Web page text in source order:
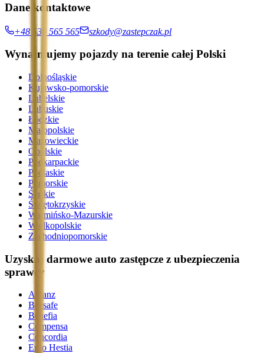
Dane kontaktowe
+48 536 565 565 szkody@zastepczak.pl
Wynajmujemy pojazdy na terenie całej Polski
Dolnośląskie
Kujawsko-pomorskie
Lubelskie
Lubuskie
Łódzkie
Małopolskie
Mazowieckie
Opolskie
Podkarpackie
Podlaskie
Pomorskie
Śląskie
Świętokrzyskie
Warmińsko-Mazurskie
Wielkopolskie
Zachodniopomorskie
Uzyskaj darmowe auto zastępcze z ubezpieczenia
sprawcy
Allianz
Beesafe
Benefia
Compensa
Concordia
Ergo Hestia